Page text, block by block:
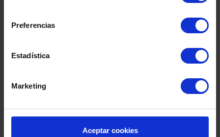
Preferencias
Estadística
Marketing
Aceptar cookies